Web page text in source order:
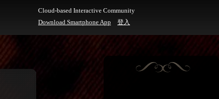
Cloud-based Interactive Community
Download Smartphone App
登入